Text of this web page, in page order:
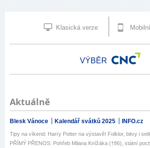
Klasická verze
VÝBĚR
Aktuálně
Blesk Vánoce Kalendář svátků 2025 INFO.cz
Tipy na víkend: Harry Potter na výstavě! Folklor, bitvy i
PŘÍMÝ PŘENOS: Pohřeb Milana Knížáka (†86), státní